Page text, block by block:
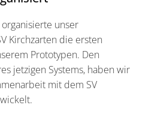
organisierte unser
Kirchzarten die ersten
Prototypen. Den
jetzigen Systems, haben wir
mit dem SV